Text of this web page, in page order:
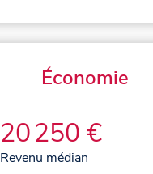
Économie
20 250 €
Revenu médian